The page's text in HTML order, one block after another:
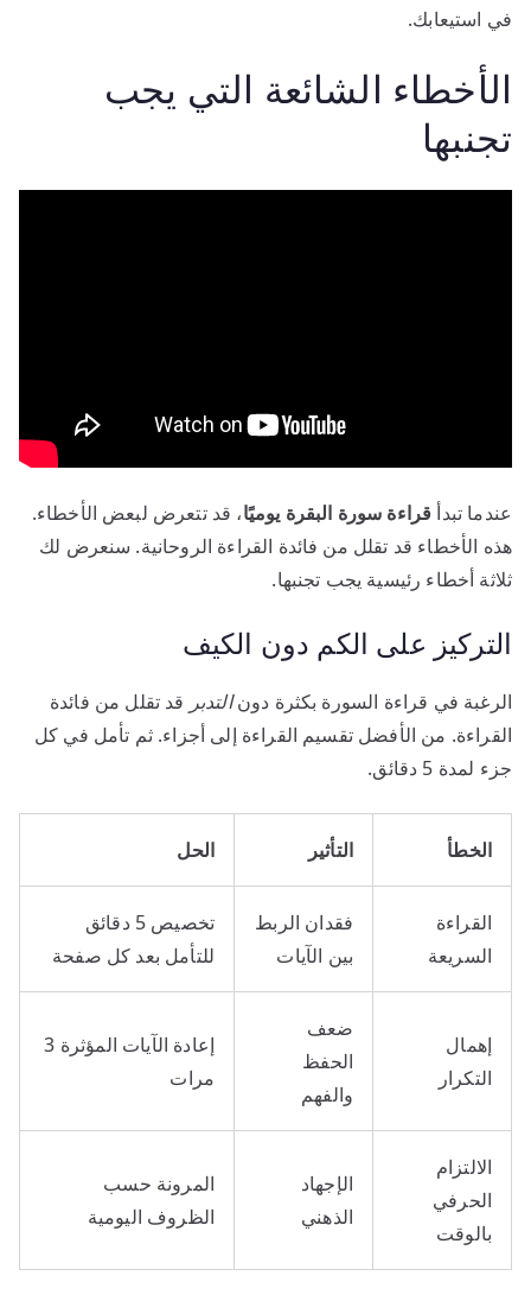
في استيعابك.
الأخطاء الشائعة التي يجب
تجنبها
عندما تبدأ قراءة سورة البقرة يوميًا، قد تتعرض لبعض الأخطاء.
هذه الأخطاء قد تقلل من فائدة القراءة الروحانية. سنعرض لك
ثلاثة أخطاء رئيسية يجب تجنبها.
التركيز على الكم دون الكيف
الرغبة في قراءة السورة بكثرة دونالتدبر قد تقلل من فائدة
القراءة. من الأفضل تقسيم القراءة إلى أجزاء. ثم تأمل في كل
جزء لمدة 5 دقائق.
الخطأ التأثير الحل
القراءة
السريعة
فقدان الربط
بين الآيات
تخصيص 5 دقائق
للتأمل بعد كل صفحة
إهمال
التكرار
ضعف
الحفظ
والفهم
إعادة الآيات المؤثرة 3
مرات
الالتزام
الحرفي
بالوقت
الإجهاد
الذهني
المرونة حسب
الظروف اليومية